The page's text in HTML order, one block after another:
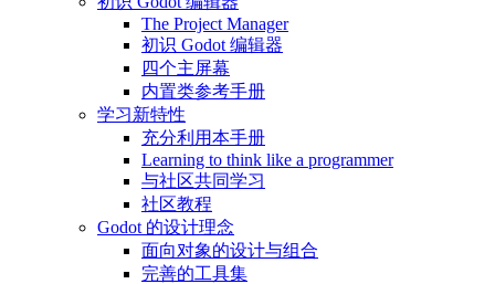
The Project Manager
初识 Godot 编辑器
四个主屏幕
内置类参考手册
学习新特性
充分利用本手册
Learning to think like a programmer
与社区共同学习
社区教程
Godot 的设计理念
面向对象的设计与组合
完善的工具集